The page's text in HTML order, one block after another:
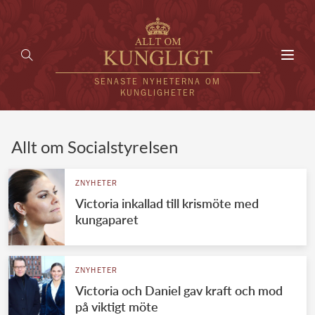
SENASTE NYHETERNA OM
KUNGLIGHETER
UTLÄNDSKT
VÄRLDENS KUNGAHUS
Svenska kungahuset
Brittiska kungahuset
REDAKTION
Allt om Socialstyrelsen
ZNYHETER
Victoria inkallad till krismöte med
kungaparet
ZNYHETER
Victoria och Daniel gav kraft och mod
på viktigt möte